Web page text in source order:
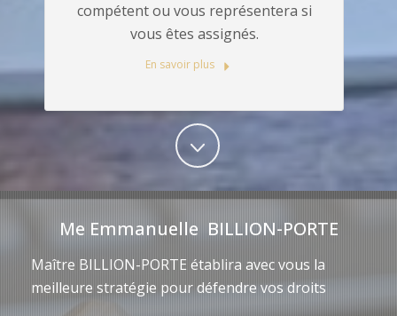
compétent ou vous représentera si
vous êtes assignés.
En savoir plus
Me Emmanuelle BILLION-PORTE
Maître BILLION-PORTE établira avec vous la
meilleure stratégie pour défendre vos droits